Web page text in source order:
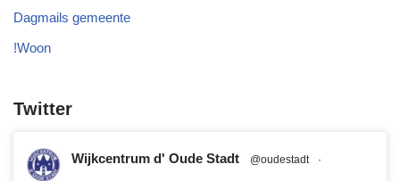
Dagmails gemeente
!Woon
Twitter
Wijkcentrum d' Oude Stadt @oudestadt ·